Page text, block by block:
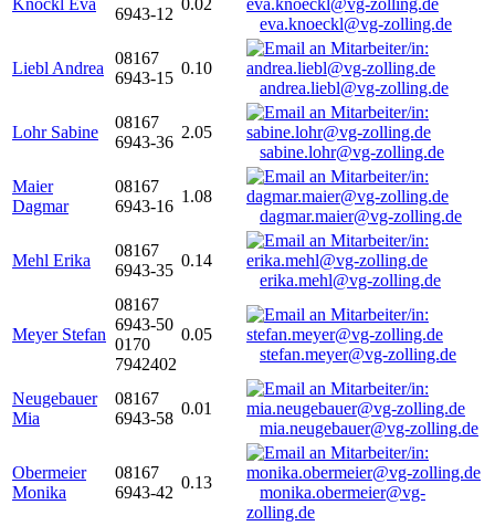
Knöckl Eva
6943-12
0.02
eva.knoeckl@vg-zolling.de
Liebl Andrea
08167
6943-15
0.10
andrea.liebl@vg-zolling.de
Lohr Sabine
08167
6943-36
2.05
sabine.lohr@vg-zolling.de
Maier
Dagmar
08167
6943-16
1.08
dagmar.maier@vg-zolling.de
Mehl Erika
08167
6943-35
0.14
erika.mehl@vg-zolling.de
Meyer Stefan
08167
6943-50
0170
7942402
0.05
stefan.meyer@vg-zolling.de
Neugebauer
Mia
08167
6943-58
0.01
mia.neugebauer@vg-zolling.de
Obermeier
Monika
08167
6943-42
0.13
monika.obermeier@vg-
zolling.de